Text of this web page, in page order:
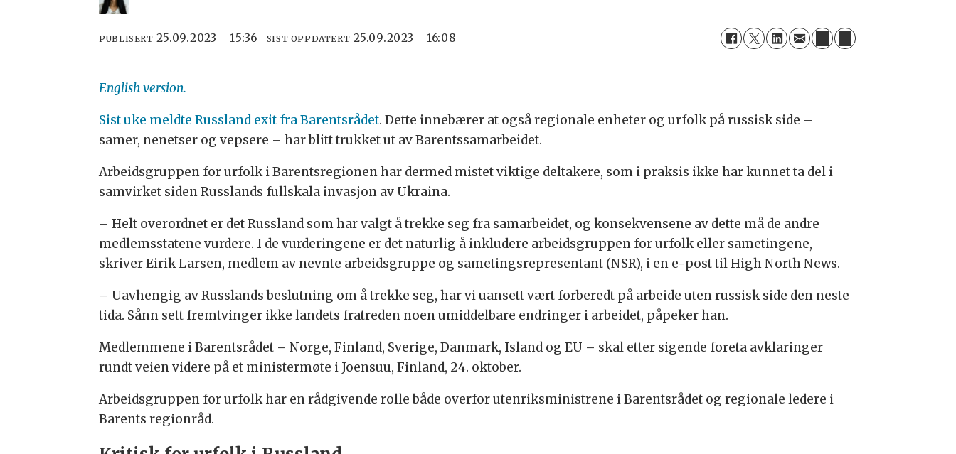
PUBLISERT 25.09.2023 - 15:36 SIST OPPDATERT 25.09.2023 - 16:08
English version.
Sist uke meldte Russland exit fra Barentsrådet. Dette innebærer at også regionale enheter og urfolk på russisk side –
samer, nenetser og vepsere – har blitt trukket ut av Barentssamarbeidet.
Arbeidsgruppen for urfolk i Barentsregionen har dermed mistet viktige deltakere, som i praksis ikke har kunnet ta del i
samvirket siden Russlands fullskala invasjon av Ukraina.
– Helt overordnet er det Russland som har valgt å trekke seg fra samarbeidet, og konsekvensene av dette må de andre
medlemsstatene vurdere. I de vurderingene er det naturlig å inkludere arbeidsgruppen for urfolk eller sametingene,
skriver Eirik Larsen, medlem av nevnte arbeidsgruppe og sametingsrepresentant (NSR), i en e-post til High North News.
– Uavhengig av Russlands beslutning om å trekke seg, har vi uansett vært forberedt på arbeide uten russisk side den neste
tida. Sånn sett fremtvinger ikke landets fratreden noen umiddelbare endringer i arbeidet, påpeker han.
Medlemmene i Barentsrådet – Norge, Finland, Sverige, Danmark, Island og EU – skal etter sigende foreta avklaringer
rundt veien videre på et ministermøte i Joensuu, Finland, 24. oktober.
Arbeidsgruppen for urfolk har en rådgivende rolle både overfor utenriksministrene i Barentsrådet og regionale ledere i
Barents regionråd.